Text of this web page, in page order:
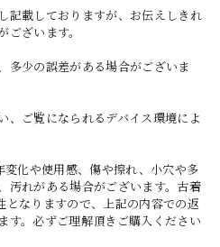
記載しておりますが、お伝えしきれ
ざいます。
多少の誤差がある場合がございま
ご覧になられるデバイス環境によ
化や使用感、傷や擦れ、小穴や多
汚れがある場合がございます。古着
となりますので、上記の内容での返
す。必ずご理解頂きご購入ください